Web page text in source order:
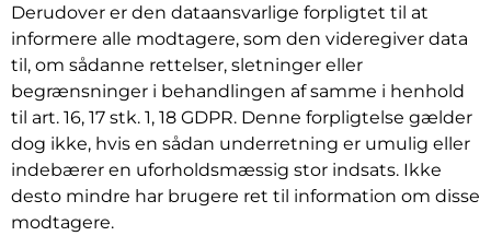
Derudover er den dataansvarlige forpligtet til at
informere alle modtagere, som den videregiver data
til, om sådanne rettelser, sletninger eller
begrænsninger i behandlingen af samme i henhold
til art. 16, 17 stk. 1, 18 GDPR. Denne forpligtelse gælder
dog ikke, hvis en sådan underretning er umulig eller
indebærer en uforholdsmæssig stor indsats. Ikke
desto mindre har brugere ret til information om disse
modtagere.